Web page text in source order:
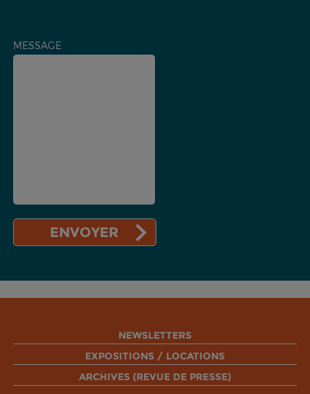
MESSAGE
NEWSLETTERS
EXPOSITIONS / LOCATIONS
ARCHIVES (REVUE DE PRESSE)